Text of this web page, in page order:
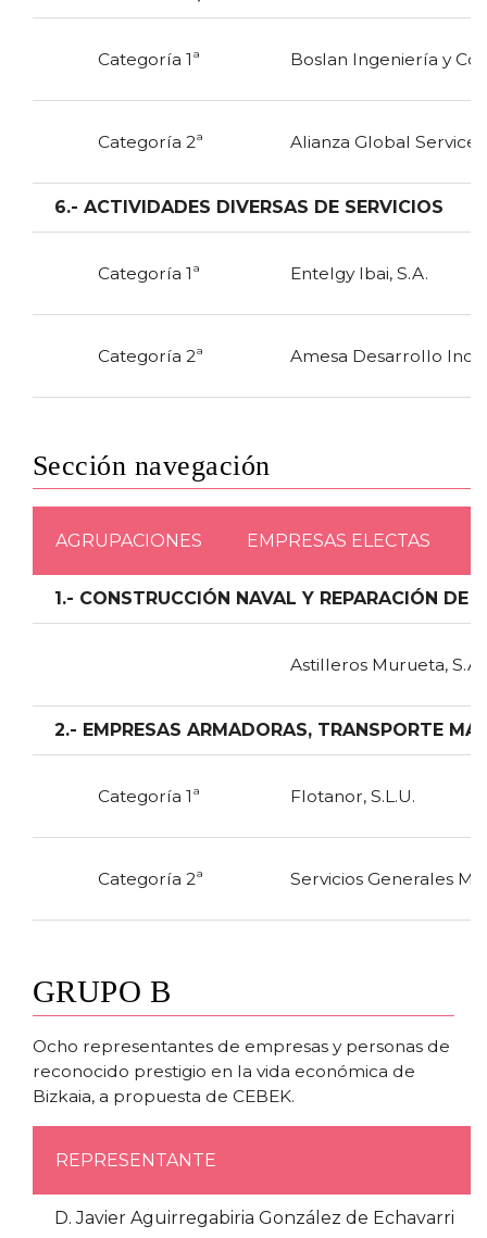
Categoría 1ª Boslan Ingeniería y
Categoría 2ª Alianza Global Service,
6.- ACTIVIDADES DIVERSAS DE SERVICIOS
Categoría 1ª Entelgy Ibai, S.A.
Categoría 2ª Amesa Desarrollo
Sección navegación
AGRUPACIONES EMPRESAS ELECTAS
1.- CONSTRUCCIÓN NAVAL Y REPARACIÓN DE
Astilleros Murueta,
2.- EMPRESAS ARMADORAS, TRANSPORTE
Categoría 1ª Flotanor, S.L.U.
Categoría 2ª Servicios Generales
GRUPO B
Ocho representantes de empresas y personas de
reconocido prestigio en la vida económica de
Bizkaia, a propuesta de CEBEK.
REPRESENTANTE
D. Javier Aguirregabiria González de Echavarri